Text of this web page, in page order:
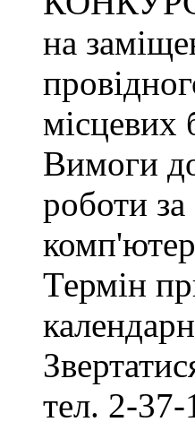
на
місцевих
Вимоги
роботи
Термін
тел. 2-37-